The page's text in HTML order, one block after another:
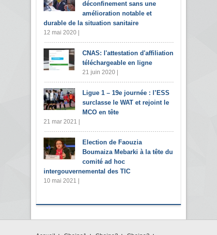
déconfinement sans une
amélioration notable et
durable de la situation sanitaire
12 mai 2020 |
CNAS: l'attestation d'affiliation
téléchargeable en ligne
21 juin 2020 |
Ligue 1 – 19e journée : l’ESS
surclasse le WAT et rejoint le
MCO en tête
21 mar 2021 |
Election de Faouzia
Boumaiza Mebarki à la tête du
comité ad hoc
intergouvernemental des TIC
10 mai 2021 |